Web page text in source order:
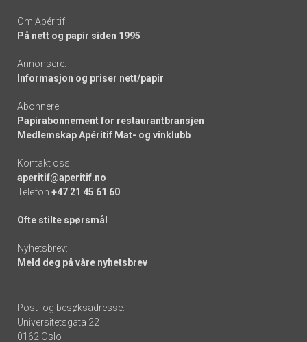
Om Apéritif:
På nett og papir siden 1995
Annonsere:
Informasjon og priser nett/papir
Abonnere:
Papirabonnement for restaurantbransjen
Medlemskap Apéritif Mat- og vinklubb
Kontakt oss:
aperitif@aperitif.no
Telefon +47 21 45 61 60
Ofte stilte spørsmål
Nyhetsbrev:
Meld deg på våre nyhetsbrev
Post- og besøksadresse:
Universitetsgata 22
0162 Oslo